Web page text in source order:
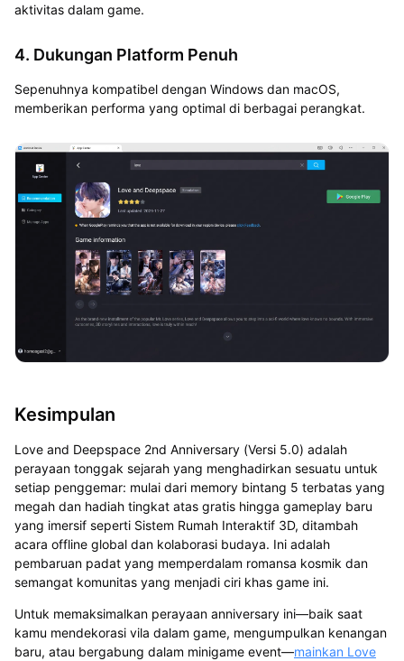
aktivitas dalam game.
4. Dukungan Platform Penuh
Sepenuhnya kompatibel dengan Windows dan macOS,
memberikan performa yang optimal di berbagai perangkat.
Kesimpulan
Love and Deepspace 2nd Anniversary (Versi 5.0) adalah
perayaan tonggak sejarah yang menghadirkan sesuatu untuk
setiap penggemar: mulai dari memory bintang 5 terbatas yang
megah dan hadiah tingkat atas gratis hingga gameplay baru
yang imersif seperti Sistem Rumah Interaktif 3D, ditambah
acara offline global dan kolaborasi budaya. Ini adalah
pembaruan padat yang memperdalam romansa kosmik dan
semangat komunitas yang menjadi ciri khas game ini.
Untuk memaksimalkan perayaan anniversary ini—baik saat
kamu mendekorasi vila dalam game, mengumpulkan kenangan
baru, atau bergabung dalam minigame event—mainkan Love